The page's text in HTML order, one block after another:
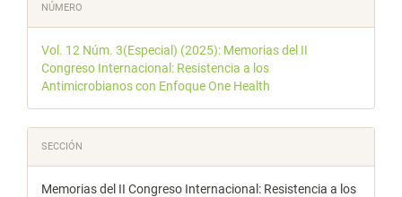
NÚMERO
Vol. 12 Núm. 3(Especial) (2025): Memorias del II
Congreso Internacional: Resistencia a los
Antimicrobianos con Enfoque One Health
SECCIÓN
Memorias del II Congreso Internacional: Resistencia a los